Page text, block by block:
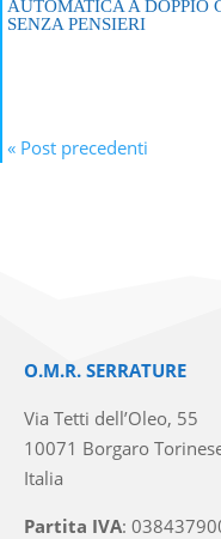
AUTOMATICA A DOPPIO
SENZA PENSIERI
« Post precedenti
O.M.R. SERRATURE
Via Tetti dell’Oleo, 55
10071 Borgaro
Italia
Partita IVA: